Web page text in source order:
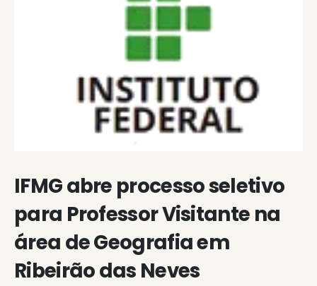
IFMG abre processo seletivo
para Professor Visitante na
área de Geografia em
Ribeirão das Neves